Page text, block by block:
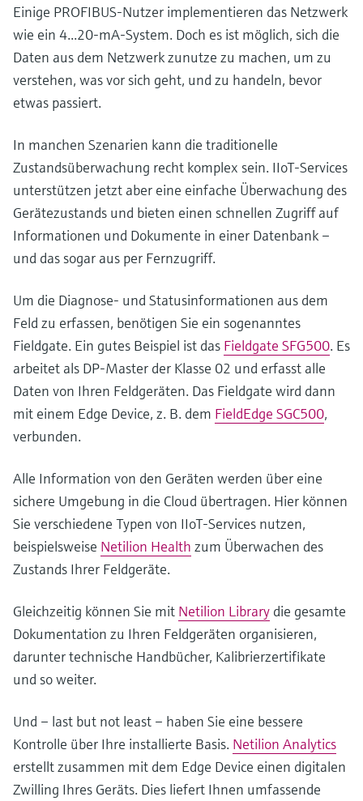
Einige PROFIBUS-Nutzer implementieren das Netzwerk
wie ein 4...20-mA-System. Doch es ist möglich, sich die
Daten aus dem Netzwerk zunutze zu machen, um zu
verstehen, was vor sich geht, und zu handeln, bevor
etwas passiert.
In manchen Szenarien kann die traditionelle
Zustandsüberwachung recht komplex sein. IIoT-Services
unterstützen jetzt aber eine einfache Überwachung des
Gerätezustands und bieten einen schnellen Zugriff auf
Informationen und Dokumente in einer Datenbank –
und das sogar aus per Fernzugriff.
Um die Diagnose- und Statusinformationen aus dem
Feld zu erfassen, benötigen Sie ein sogenanntes
Fieldgate. Ein gutes Beispiel ist das Fieldgate SFG500. Es
arbeitet als DP-Master der Klasse 02 und erfasst alle
Daten von Ihren Feldgeräten. Das Fieldgate wird dann
mit einem Edge Device, z. B. dem FieldEdge SGC500,
verbunden.
Alle Information von den Geräten werden über eine
sichere Umgebung in die Cloud übertragen. Hier können
Sie verschiedene Typen von IIoT-Services nutzen,
beispielsweise Netilion Health zum Überwachen des
Zustands Ihrer Feldgeräte.
Gleichzeitig können Sie mit Netilion Library die gesamte
Dokumentation zu Ihren Feldgeräten organisieren,
darunter technische Handbücher, Kalibrierzertifikate
und so weiter.
Und – last but not least – haben Sie eine bessere
Kontrolle über Ihre installierte Basis. Netilion Analytics
erstellt zusammen mit dem Edge Device einen digitalen
Zwilling Ihres Geräts. Dies liefert Ihnen umfassende